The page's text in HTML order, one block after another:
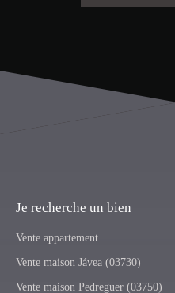
Je recherche un bien
Vente appartement
Vente maison Jávea (03730)
Vente maison Pedreguer (03750)